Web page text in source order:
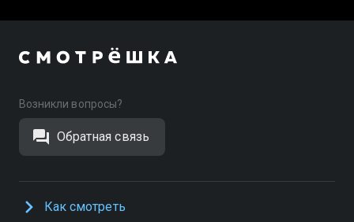
Возникли вопросы?
Обратная связь
Как смотреть